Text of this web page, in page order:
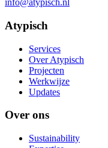
info@atypisch.nl
Atypisch
Services
Over Atypisch
Projecten
Werkwijze
Updates
Over ons
Sustainability